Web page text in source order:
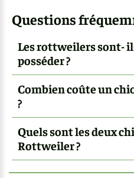
Questions
Les rottweilers sont-
posséder ?
Combien coûte un
?
Quels sont les deux
Rottweiler ?